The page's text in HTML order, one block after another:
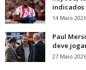
indicados
14 Maio 2026
Paul
deve
27 Maio 2026